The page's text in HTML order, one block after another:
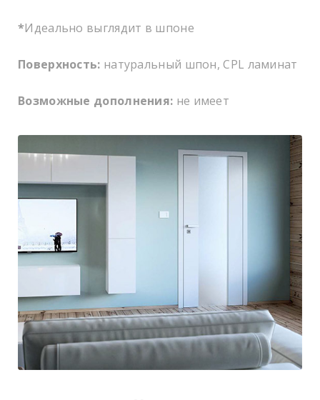
*Идеально выглядит в шпоне
Поверхность: натуральный шпон, CPL ламинат
Возможные дополнения: не имеет